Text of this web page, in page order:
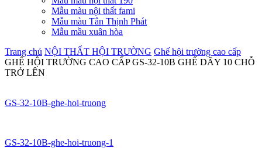
Mẫu màu nội thất fami
Mẫu màu Tân Thịnh Phát
Mẫu mầu xuân hòa
Trang chủ NỘI THẤT HỘI TRƯỜNG Ghế hội trường cao cấp
GHẾ HỘI TRƯỜNG CAO CẤP GS-32-10B GHẾ DÃY 10 CHỖ
TRỞ LÊN
GS-32-10B-ghe-hoi-truong
GS-32-10B-ghe-hoi-truong-1